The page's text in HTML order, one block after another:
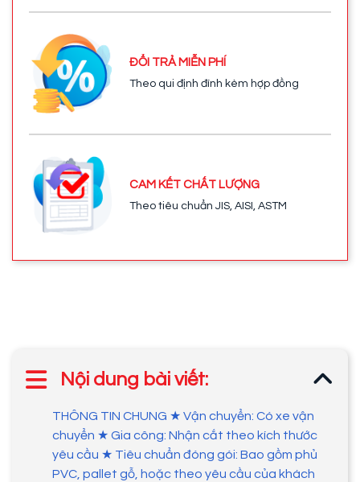
ĐỔI TRẢ MIỄN PHÍ
Theo qui định đính kèm hợp đồng
CAM KẾT CHẤT LƯỢNG
Theo tiêu chuẩn JIS, AISI, ASTM
Nội dung bài viết:
THÔNG TIN CHUNG ★ Vận chuyển: Có xe vận
chuyển ★ Gia công: Nhận cắt theo kích thước
yêu cầu ★ Tiêu chuẩn đóng gói: Bao gồm phủ
PVC, pallet gỗ, hoặc theo yêu cầu của khách